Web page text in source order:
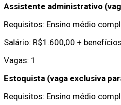
Assistente administrativo
Requisitos: Ensino médio
Salário: R$1.600,00 + benefícios
Vagas: 1
Estoquista (vaga exclusiva
Requisitos: Ensino médio